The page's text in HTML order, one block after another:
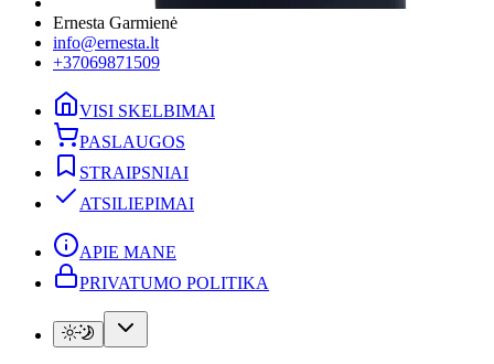
Ernesta Garmienė
info@ernesta.lt
+37069871509
VISI SKELBIMAI
PASLAUGOS
STRAIPSNIAI
ATSILIEPIMAI
APIE MANE
PRIVATUMO POLITIKA